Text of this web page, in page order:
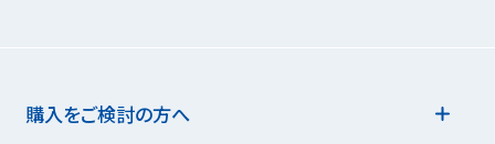
購入をご検討の方へ